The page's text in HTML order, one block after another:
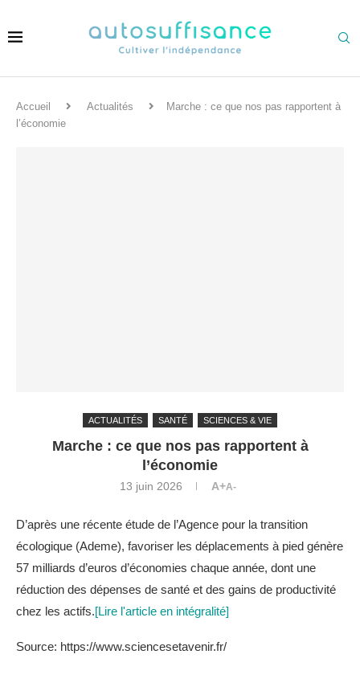
Accueil Actualités
Marche : ce que nos pas rapportent à
l’économie
ACTUALITÉS SANTÉ SCIENCES & VIE
Marche : ce que nos pas rapportent à
l’économie
13 juin 2026 A+A-
D’après une récente étude de l’Agence pour la transition
écologique (Ademe), favoriser les déplacements à pied génère
57 milliards d’euros d’économies chaque année, dont une
réduction des dépenses de santé et des gains de productivité
chez les actifs.[Lire l'article en intégralité]
Source: https://www.sciencesetavenir.fr/